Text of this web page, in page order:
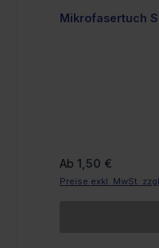
Mikrofasertuch
Regulärer Preis:
Ab 1,50 €
Preise exkl. MwSt.